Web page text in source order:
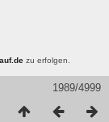
zu erfolgen.
1989/4999